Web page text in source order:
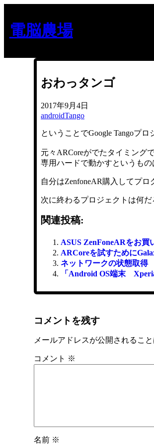
を
ス
ッ
電脳農場
おわっタンゴ
2017年9月4日
androidTango
ということでGoogle Tangoプロ
元々ARCoreがでたタイミング
専用ハードで動かすというも
自分はZenfoneAR購入してプ
次に終わるプロジェクトは何だ
関連投稿:
ASUS ZenFoneARをお買
ARCoreを試すために
ネットワークの状態取得
「Android OS端末
コメントを残す
メールアドレスが公開されること
コメント ※
名前 ※